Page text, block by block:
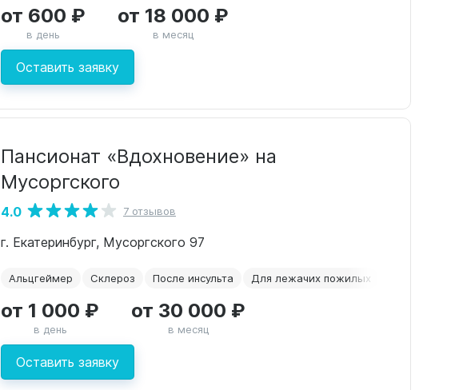
Оставить заявку
от 600 ₽
в день
от 18 000 ₽
в месяц
Пансионат «Вдохновение» на
Мусоргского
4.0 7 отзывов
г. Екатеринбург, Мусоргского 97
Альцгеймер Склероз После инсульта Для лежачих пожилых
Оставить заявку
от 1 000 ₽
в день
от 30 000 ₽
в месяц